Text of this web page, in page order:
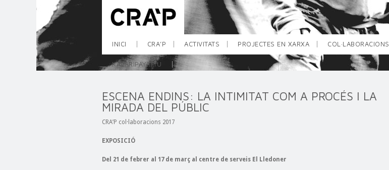
INICI CRA’P ACTIVITATS PROJECTES EN XARXA COL·LABORACIONS
KALARIPAYATTU
ESCENA ENDINS: LA INTIMITAT COM A PROCÉS I LA
MIRADA DEL PÚBLIC
CRA’P col·laboracions 2017
EXPOSICIÓ
Del 21 de febrer al 17 de març al centre de serveis El Lledoner